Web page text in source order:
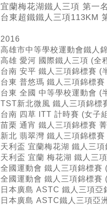
宜蘭梅花湖鐵人三項 第一名
台東超鐵鐵人三項113KM
2016
高雄市中等學校運動會鐵人
高雄 愛河 國際鐵人三項 (全
台南 安平 鐵人三項錦標賽 (
台東 普悠瑪 鐵人三項錦標
台東 全國 中等學校運動會 (
TST新北微風 鐵人三項錦標
台南 四草 ITT 計時賽 (女子
苗栗 通宵 鐵人三項錦標賽
新北 翡翠灣 鐵人三項錦標
天利盃 宜蘭梅花湖 鐵人三
天利盃 宜蘭 梅花湖 鐵人三
全國運動會 鐵人三項錦標賽
全國運動會 鐵人三項錦標賽
日本廣島 ASTC 鐵人三項
日本廣島 ASTC鐵人三項亞